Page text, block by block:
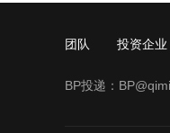
团队 投资企业
BP投递：